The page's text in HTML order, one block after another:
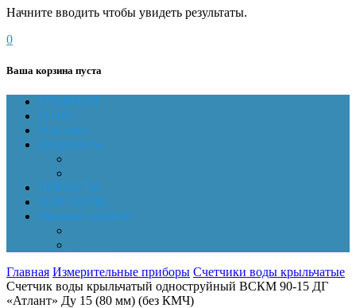
Начните вводить чтобы увидеть результаты.
0
Ваша корзина пуста
ГЛАВНАЯ
О НАС
Магазин
Документы
НОВОСТИ
КОНТАКТЫ
Личный кабинет
Главная Измерительные приборы Счетчики воды крыльчатые
Счетчик воды крыльчатый одноструйный ВСКМ 90-15 ДГ
«Атлант» Ду 15 (80 мм) (без КМЧ)